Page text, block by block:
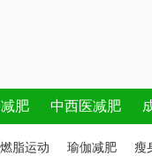
肥 中西医减肥
燃脂运动 瑜伽减肥
瘦